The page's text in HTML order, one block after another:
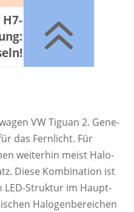
6
VW Tiguan 2. Ge­ne­
das Fernlicht. Für
wei­ter­hin meist Ha­lo­
Diese Kom­bi­na­tion ist
LED-Struktur im Haupt­
Ha­lo­gen­be­reich­en